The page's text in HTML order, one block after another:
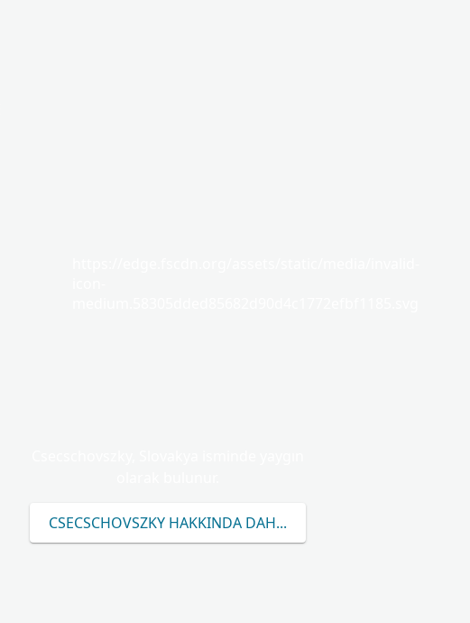
CSECSCHOVSZKY HAKKINDA DAHA FAZLA ÖĞRENIN